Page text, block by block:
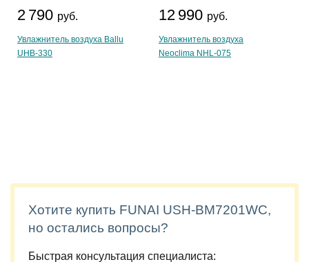
2 790 руб.
Увлажнитель воздуха Ballu
UHB-330
12 990 руб.
Увлажнитель воздуха
Neoclima NHL-075
Хотите купить FUNAI USH-BM7201WC,
но остались вопросы?
Быстрая консультация специалиста: